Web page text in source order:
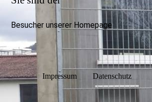
Besucher unserer Homepage
Impressum Datenschutz